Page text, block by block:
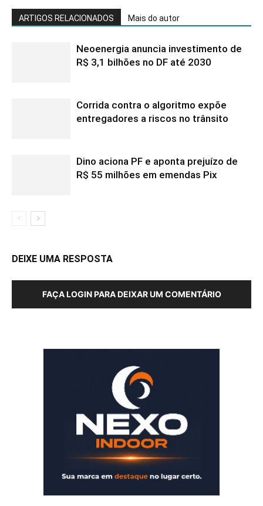
ARTIGOS RELACIONADOS Mais do autor
Neoenergia anuncia investimento de
R$ 3,1 bilhões no DF até 2030
Corrida contra o algoritmo expõe
entregadores a riscos no trânsito
Dino aciona PF e aponta prejuízo de
R$ 55 milhões em emendas Pix
DEIXE UMA RESPOSTA
FAÇA LOGIN PARA DEIXAR UM COMENTÁRIO